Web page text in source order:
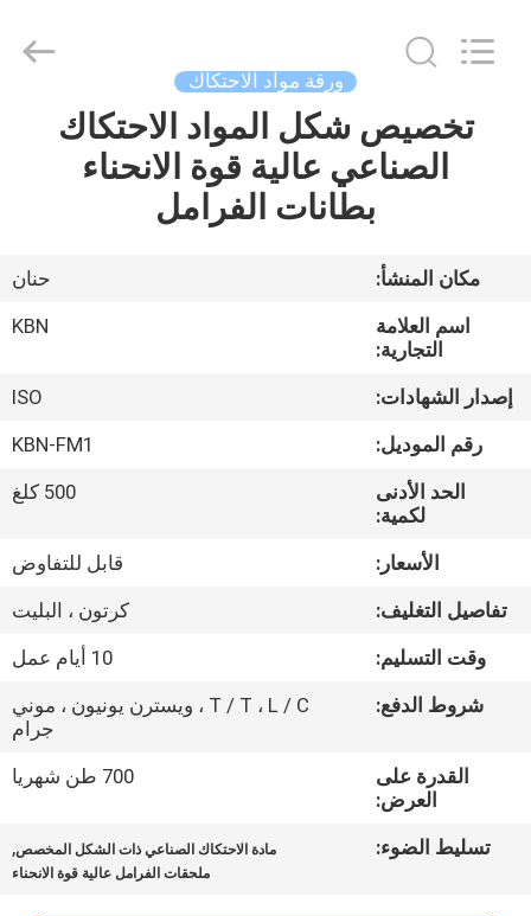
مسكن
معلومات
جولة
المعمل
مراقبة
الجودة
اتصل
اطلب
ورقة مواد الاحتكاك
تخصيص شكل المواد الاحتكاك
الصناعي عالية قوة الانحناء
بطانات الفرامل
مكان المنشأ:
حنان
اسم العلامة
التجارية:
KBN
إصدار الشهادات:
ISO
رقم الموديل:
KBN-FM1
الحد الأدنى
لكمية:
500 كلغ
الأسعار:
قابل للتفاوض
تفاصيل التغليف:
كرتون ، البليت
وقت التسليم:
10 أيام عمل
شروط الدفع:
T / T ، L / C ، ويسترن يونيون ، موني
جرام
القدرة على
العرض:
700 طن شهريا
تسليط الضوء: مادة الاحتكاك الصناعي ذات الشكل المخصص,
ملحقات الفرامل عالية قوة الانحناء